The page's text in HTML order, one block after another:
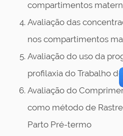
compartimentos
Avaliação das
nos compartimentos
Avaliação do uso da
profilaxia do Trabalho
Avaliação do
como método de
Parto Pré-termo